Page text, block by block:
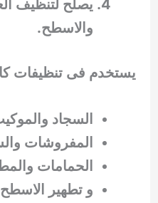
يصلح لتنظيف
والاسطح.
يستخدم فى تنظيفات
السجاد
المفروشات
الحمامات
و تطهير